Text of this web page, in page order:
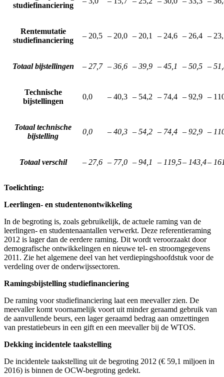
studiefinanciering
Rentemutatie
studiefinanciering
– 20,5 – 20,0 – 20,1 – 24,6 – 26,4 –
Totaal bijstellingen – 27,7 – 36,6 – 39,9 – 45,1 – 50,5 –
Technische
bijstellingen
0,0 – 40,3 – 54,2 – 74,4 – 92,9 –
Totaal technische
bijstelling
0,0 – 40,3 – 54,2 – 74,4 – 92,9 –
Totaal verschil – 27,6 – 77,0 – 94,1 – 119,5– 143,4–
Toelichting:
Leerlingen- en studentenontwikkeling
In de begroting is, zoals gebruikelijk, de actuele raming van de
leerlingen- en studentenaantallen verwerkt. Deze referentieraming
2012 is lager dan de eerdere raming. Dit wordt veroorzaakt door
demografische ontwikkelingen en nieuwe tel- en stroomgegevens
2011. Zie het algemene deel van het verdiepingshoofdstuk voor de
verdeling over de onderwijssectoren.
Ramingsbijstelling studiefinanciering
De raming voor studiefinanciering laat een meevaller zien. De
meevaller komt voornamelijk voort uit minder geraamd gebruik van
de aanvullende beurs, een lager geraamd bedrag aan omzettingen
van prestatiebeurs in een gift en een meevaller bij de WTOS.
Dekking incidentele taakstelling
De incidentele taakstelling uit de begroting 2012 (€ 59,1 miljoen in
2016) is binnen de OCW-begroting gedekt.